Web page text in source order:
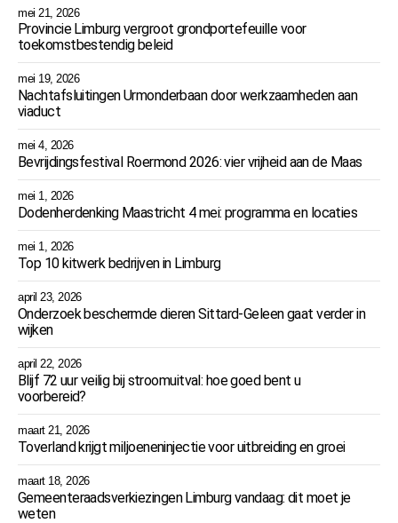
mei 21, 2026
Provincie Limburg vergroot grondportefeuille voor
toekomstbestendig beleid
mei 19, 2026
Nachtafsluitingen Urmonderbaan door werkzaamheden aan
viaduct
mei 4, 2026
Bevrijdingsfestival Roermond 2026: vier vrijheid aan de Maas
mei 1, 2026
Dodenherdenking Maastricht 4 mei: programma en locaties
mei 1, 2026
Top 10 kitwerk bedrijven in Limburg
april 23, 2026
Onderzoek beschermde dieren Sittard-Geleen gaat verder in
wijken
april 22, 2026
Blijf 72 uur veilig bij stroomuitval: hoe goed bent u
voorbereid?
maart 21, 2026
Toverland krijgt miljoeneninjectie voor uitbreiding en groei
maart 18, 2026
Gemeenteraadsverkiezingen Limburg vandaag: dit moet je
weten